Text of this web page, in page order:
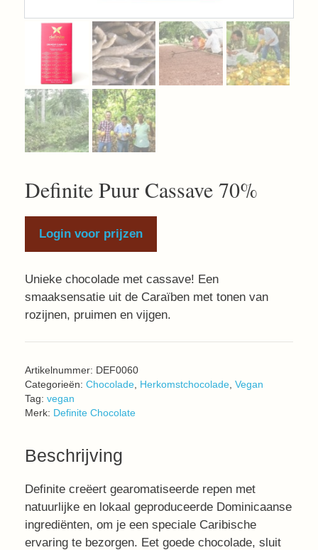
Definite Puur Cassave 70%
Login voor prijzen
Unieke chocolade met cassave! Een
smaaksensatie uit de Caraïben met tonen van
rozijnen, pruimen en vijgen.
Artikelnummer: DEF0060
Categorieën: Chocolade, Herkomstchocolade, Vegan
Tag: vegan
Merk: Definite Chocolate
Beschrijving
Definite creëert gearomatiseerde repen met
natuurlijke en lokaal geproduceerde Dominicaanse
ingrediënten, om je een speciale Caribische
ervaring te bezorgen. Eet goede chocolade, sluit